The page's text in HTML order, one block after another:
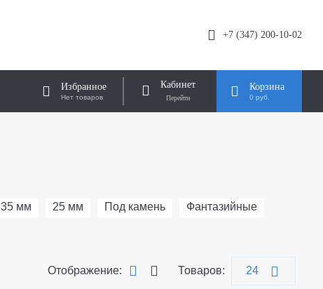
+7 (347) 200-10-02
Избранное
Нет товаров
Кабинет Корзина
0 руб.
35 мм 25 мм Под камень Фантазийные
Отображение: Товаров: